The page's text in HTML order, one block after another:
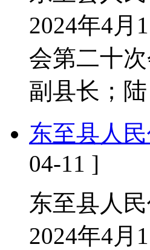
2024年4月
会第二十
副县长；
东至县人
04-11 ]
东至县人
2024年4月